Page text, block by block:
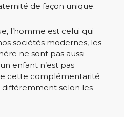
de façon unique.
l’homme est celui qui
sociétés modernes, les
ne sont pas aussi
enfant n’est pas
cette complémentarité
différemment selon les